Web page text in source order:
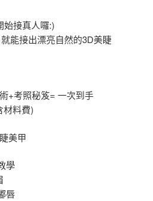
始接真人囉:)
能接出漂亮自然的3D美睫
+考照秘笈= 一次到手
材料費)
美甲
學
唇